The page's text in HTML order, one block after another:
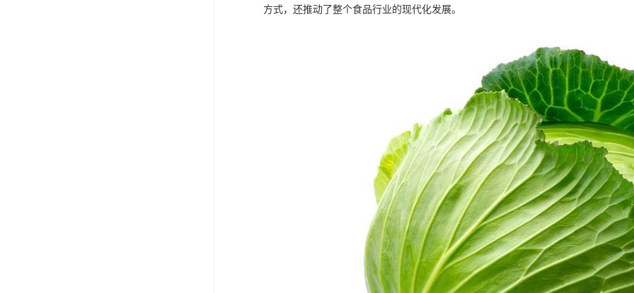
方式，还推动了整个食品行业的现代化发展。